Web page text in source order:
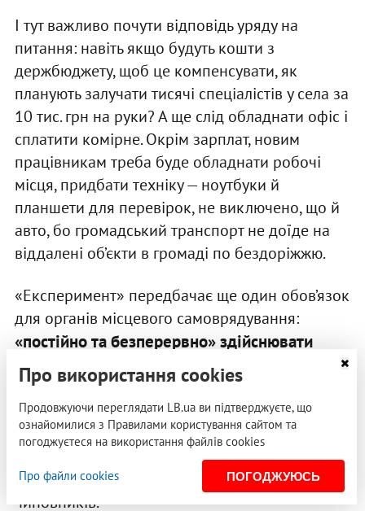
І тут важливо почути відповідь уряду на
питання: навіть якщо будуть кошти з
держбюджету, щоб це компенсувати, як
планують залучати тисячі спеціалістів у села за
10 тис. грн на руки? А ще слід обладнати офіс і
сплатити комірне. Окрім зарплат, новим
працівникам треба буде обладнати робочі
місця, придбати техніку — ноутбуки й
планшети для перевірок, не виключено, що й
авто, бо громадський транспорт не доїде на
віддалені об’єкти в громаді по бездоріжжю.
«Експеримент» передбачає ще один обов’язок
для органів місцевого самоврядування:
«постійно та безперервно» здійснювати
моніторинг забудови
. На це уряд не має
повноважень. Але може попросити, і органи
місцевого самоврядування навіть погодяться,
якщо їм з державного бюджету виділять на це
кошти і дозволять найняти й укомплектувати
для роботи сукупно ще кілька тисяч
чиновників.
Про використання cookies
Продовжуючи переглядати LB.ua ви підтверджуєте, що
ознайомилися з Правилами користування сайтом та
погоджуєтеся на використання файлів cookies
Про файли cookies ПОГОДЖУЮСЬ